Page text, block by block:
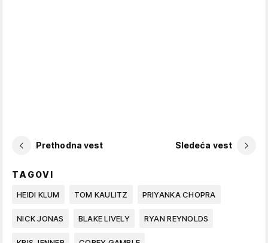
Prethodna vest Sledeća vest
TAGOVI
HEIDI KLUM TOM KAULITZ PRIYANKA CHOPRA
NICK JONAS BLAKE LIVELY RYAN REYNOLDS